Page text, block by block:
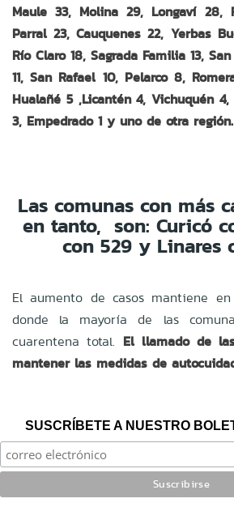
Maule 33, Molina 29, Longaví 28,
Parral 23, Cauquenes 22, Yerbas
Río Claro 18, Sagrada Familia 13,
11, San Rafael 10, Pelarco 8,
Hualañé 5 ,Licantén 4, Vichuquén
3, Empedrado 1 y uno de otra región.
Las comunas con más
en tanto, son: Curicó
con 529 y Linares
El aumento de casos mantiene
donde la mayoría de las
cuarentena total. El llamado de
mantener las medidas de
SUSCRÍBETE A NUESTRO